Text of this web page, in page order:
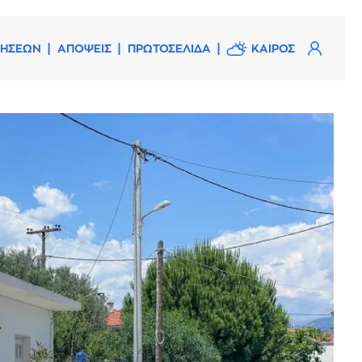
ΑΠΟΨΕΙΣ ΠΡΩΤΟΣΕΛΙΔΑ ΚΑΙΡΟΣ